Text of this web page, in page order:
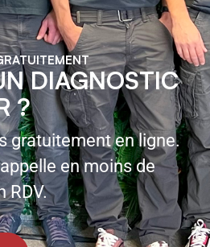
DIAGNOSTIC
?
gratuitement en ligne.
en moins de
RDV.